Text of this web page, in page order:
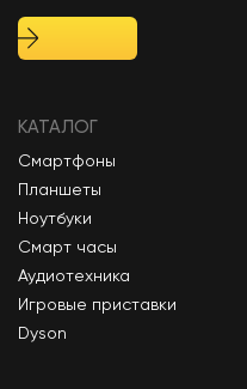
КАТАЛОГ
Смартфоны
Планшеты
Ноутбуки
Смарт часы
Аудиотехника
Игровые приставки
Dyson